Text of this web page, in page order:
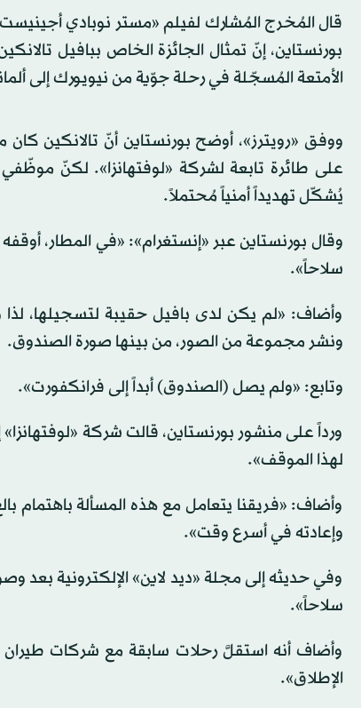
قال المُخرج المُشارك لفيلم «مستر نوبادي أجينيست
بورنستاين، إنّ تمثال الجائزة الخاص ببافيل
الأمتعة المُسجّلة في رحلة جوّية من نيويورك إلى
ووفق «رويترز»، أوضح بورنستاين أنّ تالانكين
يُشكّل تهديداً أمنياً مُحتملاً.
وقال بورنستاين عبر «إنستغرام»: «في المطار،
سلاحاً».
وأضاف: «لم يكن لدى بافيل حقيبة لتسجيلها، لذا
ونشر مجموعة من الصور، من بينها صورة الصندوق.
وتابع: «ولم يصل (الصندوق) أبداً إلى فرانكفورت».
ورداً على منشور بورنستاين، قالت شركة
لهذا الموقف».
وأضاف: «فريقنا يتعامل مع هذه المسألة باهتمام
وإعادته في أسرع وقت».
وفي حديثه إلى مجلة «ديد لاين» الإلكترونية بعد
سلاحاً».
وأضاف أنه استقلَّ رحلات سابقة مع شركات
الإطلاق».